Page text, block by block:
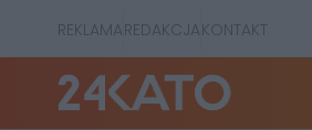
REKLAMAREDAKCJAKONTAKT